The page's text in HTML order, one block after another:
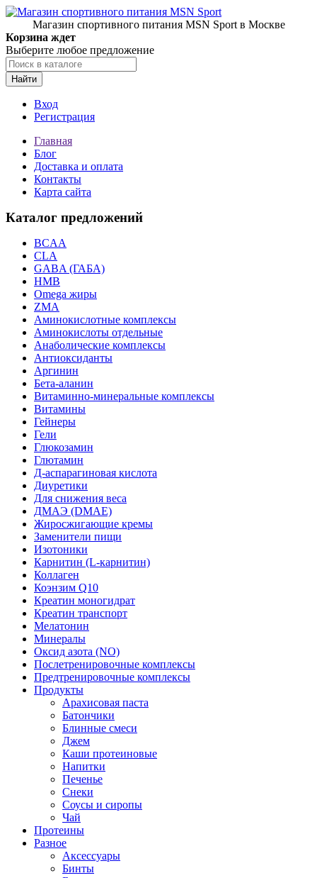
Магазин спортивного питания MSN Sport в Москве
Корзина ждет
Выберите любое предложение
Найти
Вход
Регистрация
Главная
Блог
Доставка и оплата
Контакты
Карта сайта
Каталог предложений
BCAA
CLA
GABA (ГАБА)
HMB
Omega жиры
ZMA
Аминокислотные комплексы
Аминокислоты отдельные
Анаболические комплексы
Антиоксиданты
Аргинин
Бета-аланин
Витаминно-минеральные комплексы
Витамины
Гейнеры
Гели
Глюкозамин
Глютамин
Д-аспарагиновая кислота
Диуретики
Для снижения веса
ДМАЭ (DMAE)
Жиросжигающие кремы
Заменители пищи
Изотоники
Карнитин (L-карнитин)
Коллаген
Коэнзим Q10
Креатин моногидрат
Креатин транспорт
Мелатонин
Минералы
Оксид азота (NO)
Послетренировочные комплексы
Предтренировочные комплексы
Продукты
Арахисовая паста
Батончики
Блинные смеси
Джем
Каши протеиновые
Напитки
Печенье
Снеки
Соусы и сиропы
Чай
Протеины
Разное
Аксессуары
Бинты